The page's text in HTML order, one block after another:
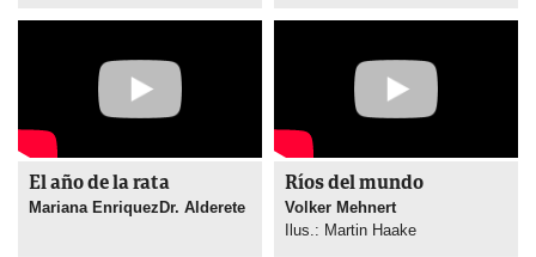
El año de la rata
Mariana EnriquezㅤㅤㅤㅤㅤDr. Alderete
Ríos del mundo
Volker Mehnert
Ilus.: Martin Haake